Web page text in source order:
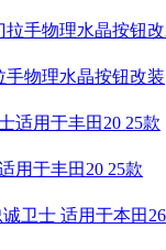
手物理水晶按钮改装
用于丰田20 25款